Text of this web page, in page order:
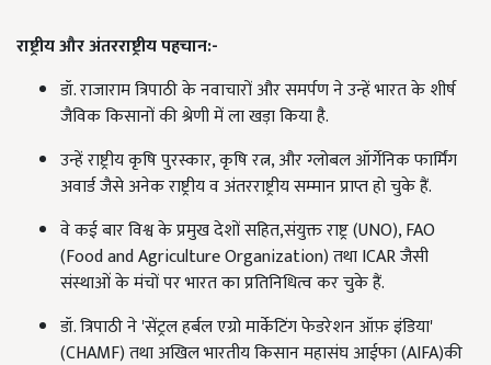
राष्ट्रीय और अंतरराष्ट्रीय पहचान:-
डॉ. राजाराम त्रिपाठी के नवाचारों और समर्पण ने उन्हें भारत के शीर्ष
जैविक किसानों की श्रेणी में ला खड़ा किया है.
उन्हें राष्ट्रीय कृषि पुरस्कार, कृषि रत्न, और ग्लोबल ऑर्गेनिक फार्मिंग
अवार्ड जैसे अनेक राष्ट्रीय व अंतरराष्ट्रीय सम्मान प्राप्त हो चुके हैं.
वे कई बार विश्व के प्रमुख देशों सहित,संयुक्त राष्ट्र (UNO), FAO
(Food and Agriculture Organization) तथा ICAR जैसी
संस्थाओं के मंचों पर भारत का प्रतिनिधित्व कर चुके हैं.
डॉ. त्रिपाठी ने 'सेंट्रल हर्बल एग्रो मार्केटिंग फेडरेशन ऑफ़ इंडिया'
(CHAMF) तथा अखिल भारतीय किसान महासंघ आईफा (AIFA)की